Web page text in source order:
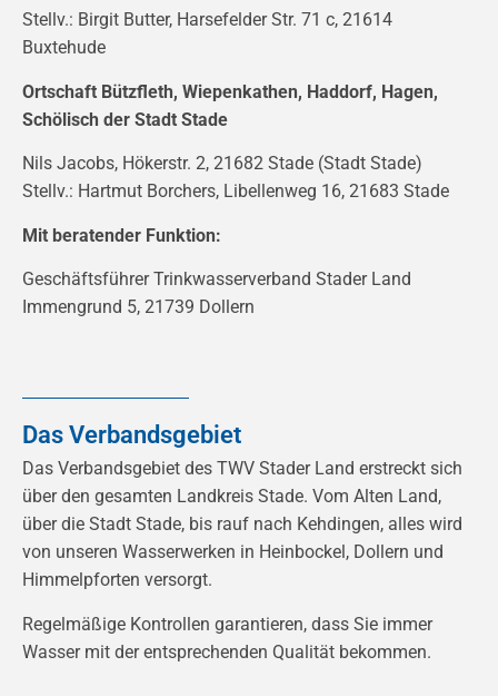
Stellv.: Birgit Butter, Harsefelder Str. 71 c, 21614
Buxtehude
Ortschaft Bützfleth, Wiepenkathen, Haddorf, Hagen,
Schölisch der Stadt Stade
Nils Jacobs, Hökerstr. 2, 21682 Stade (Stadt Stade)
Stellv.: Hartmut Borchers, Libellenweg 16, 21683 Stade
Mit beratender Funktion:
Geschäftsführer Trinkwasserverband Stader Land
Immengrund 5, 21739 Dollern
Das Verbandsgebiet
Das Verbandsgebiet des TWV Stader Land erstreckt sich
über den gesamten Landkreis Stade. Vom Alten Land,
über die Stadt Stade, bis rauf nach Kehdingen, alles wird
von unseren Wasserwerken in Heinbockel, Dollern und
Himmelpforten versorgt.
Regelmäßige Kontrollen garantieren, dass Sie immer
Wasser mit der entsprechenden Qualität bekommen.